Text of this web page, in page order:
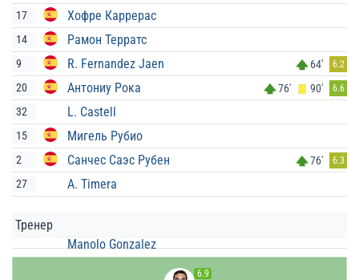
17 Хофре Каррерас
14 Рамон Терратс
9 R. Fernandez Jaen 64' 6.2
20 Антониу Рока 76' 90' 6.6
32 L. Castell
15 Мигель Рубио
2 Санчес Саэс Рубен 76' 6.3
27 A. Timera
Тренер
Manolo Gonzalez
6.9